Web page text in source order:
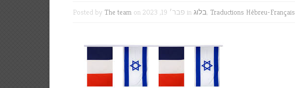
Posted by The team on פבר׳ 19, 2023 in בלוג, Traductions Hébreu-Français